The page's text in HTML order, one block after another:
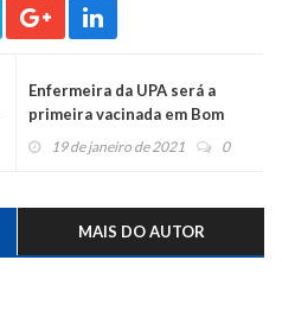
Enfermeira da UPA será a
primeira vacinada em Bom
Princípio
19 de janeiro de 2021 0
MAIS DO AUTOR